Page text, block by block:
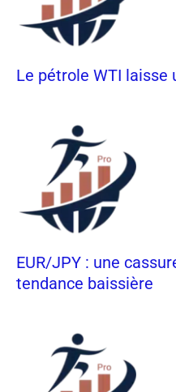
Le pétrole WTI laisse
EUR/JPY : une
tendance baissière